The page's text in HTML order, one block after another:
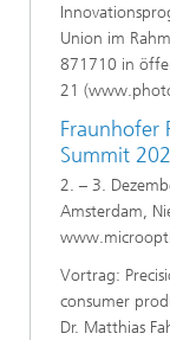
Union im
871710 in
21
Fraunhofer
Summit
2. – 3.
Amsterdam,
Vortrag:
consumer
Dr. Matthias